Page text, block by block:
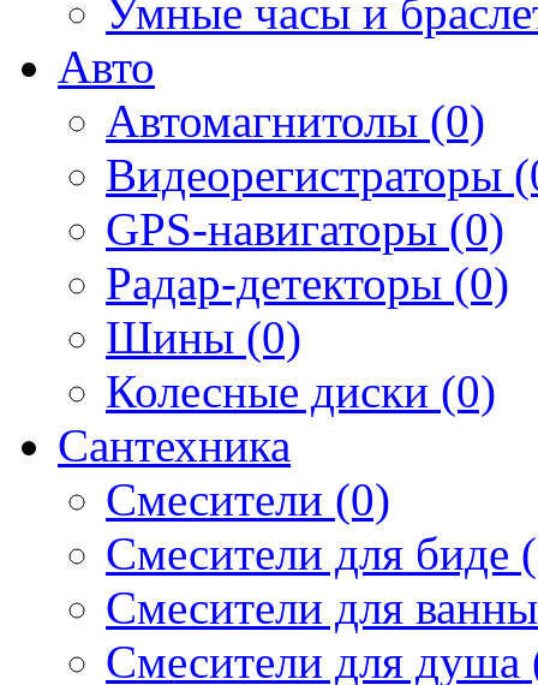
Умные часы и
Авто
Автомагнитолы (0)
Видеорегистраторы
GPS-навигаторы (0)
Радар-детекторы (0)
Шины (0)
Колесные диски (0)
Сантехника
Смесители (0)
Смесители для биде
Смесители для
Смесители для душа